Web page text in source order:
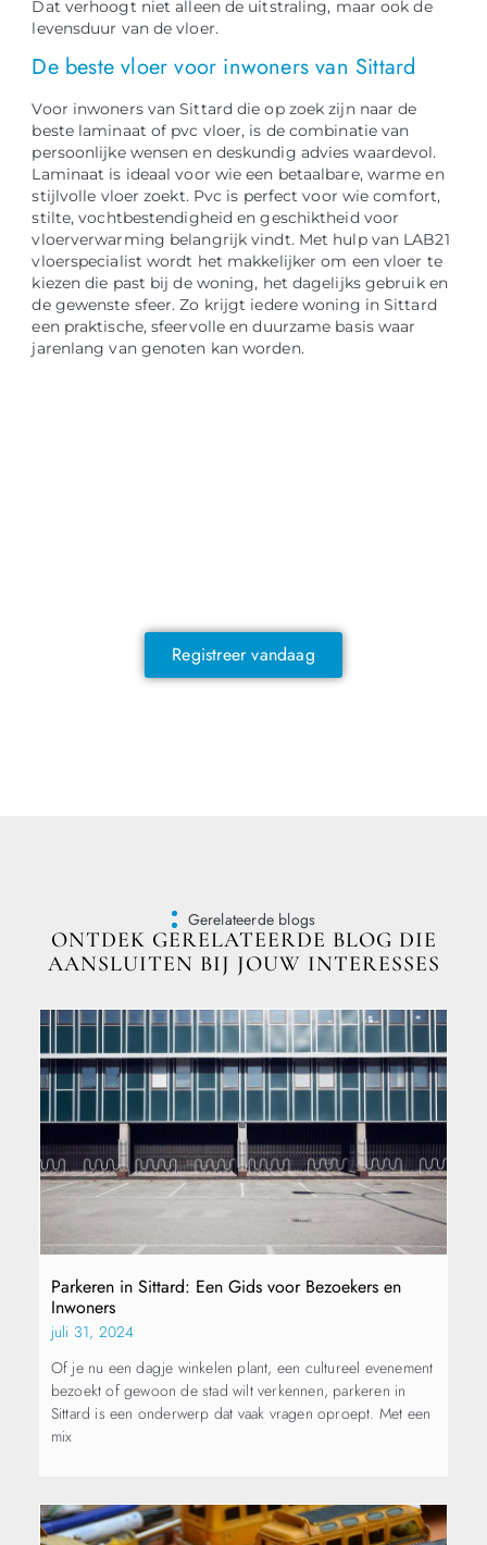
Dat verhoogt niet alleen de uitstraling, maar ook de
levensduur van de vloer.
De beste vloer voor inwoners van Sittard
Voor inwoners van Sittard die op zoek zijn naar de
beste laminaat of pvc vloer, is de combinatie van
persoonlijke wensen en deskundig advies waardevol.
Laminaat is ideaal voor wie een betaalbare, warme en
stijlvolle vloer zoekt. Pvc is perfect voor wie comfort,
stilte, vochtbestendigheid en geschiktheid voor
vloerverwarming belangrijk vindt. Met hulp van LAB21
vloerspecialist wordt het makkelijker om een vloer te
kiezen die past bij de woning, het dagelijks gebruik en
de gewenste sfeer. Zo krijgt iedere woning in Sittard
een praktische, sfeervolle en duurzame basis waar
jarenlang van genoten kan worden.
Registreer vandaag
Gerelateerde blogs
ONTDEK GERELATEERDE BLOG DIE
AANSLUITEN BIJ JOUW INTERESSES
Parkeren in Sittard: Een Gids voor Bezoekers en
Inwoners
juli 31, 2024
Of je nu een dagje winkelen plant, een cultureel evenement
bezoekt of gewoon de stad wilt verkennen, parkeren in
Sittard is een onderwerp dat vaak vragen oproept. Met een
mix